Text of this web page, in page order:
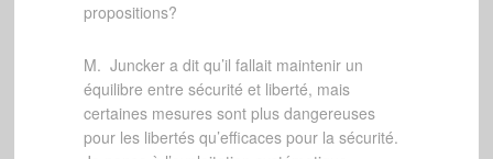
propositions?
M. Juncker a dit qu’il fallait maintenir un
équilibre entre sécurité et liberté, mais
certaines mesures sont plus dangereuses
pour les libertés qu’efficaces pour la sécurité.